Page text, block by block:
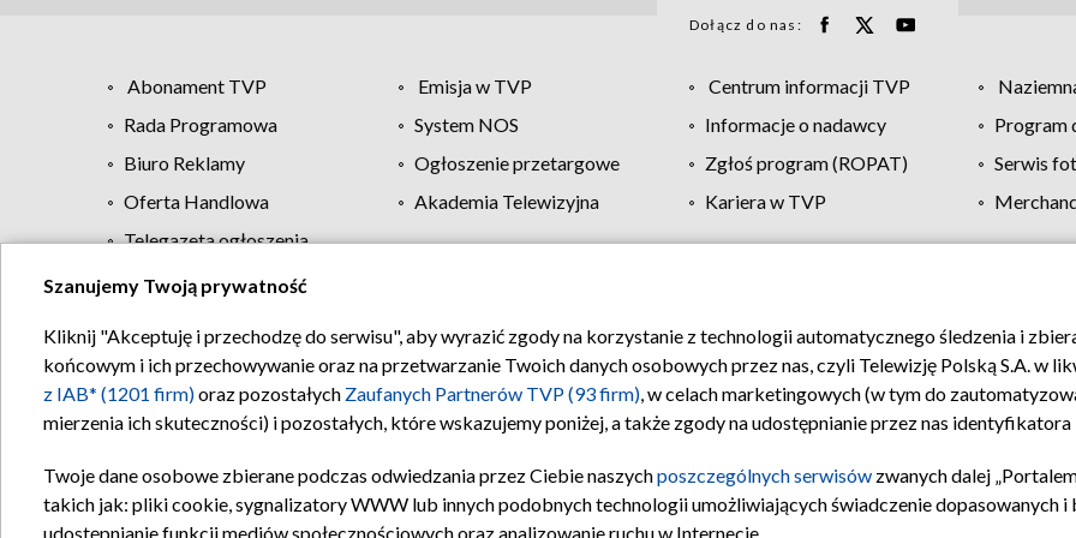
Dołącz do nas:
Abonament TVP Emisja w TVP Centrum informacji TVP
Rada Programowa
System NOS Informacje o nadawcy
Program
Biuro Reklamy
Ogłoszenie przetargowe Zgłoś program (ROPAT)
Serwis
Oferta Handlowa
Akademia Telewizyjna Kariera w TVP
Telegazeta ogłoszenia
Regulamin TVP Polityka prywatności Moje zgody Pomoc Biuro
Szanujemy Twoją prywatność
Kliknij "Akceptuję i przechodzę do serwisu", aby wyrazić zgody na korzystanie z technologii automatycznego śledzenia i
końcowym i ich przechowywanie oraz na przetwarzanie Twoich danych osobowych przez nas, czyli Telewizję Polską S.A. w
z IAB* (1201 firm)oraz pozostałych Zaufanych Partnerów TVP (93 firm), w celach marketingowych (w tym do
mierzenia ich skuteczności) i pozostałych, które wskazujemy poniżej, a także zgody na udostępnianie przez nas
Twoje dane osobowe zbierane podczas odwiedzania przez Ciebie naszychposzczególnych serwisów zwanych dalej
takich jak: pliki cookie, sygnalizatory WWW lub innych podobnych technologii umożliwiających świadczenie dopasowanych i
udostępnianie funkcji mediów społecznościowych oraz analizowanie ruchu w Internecie.